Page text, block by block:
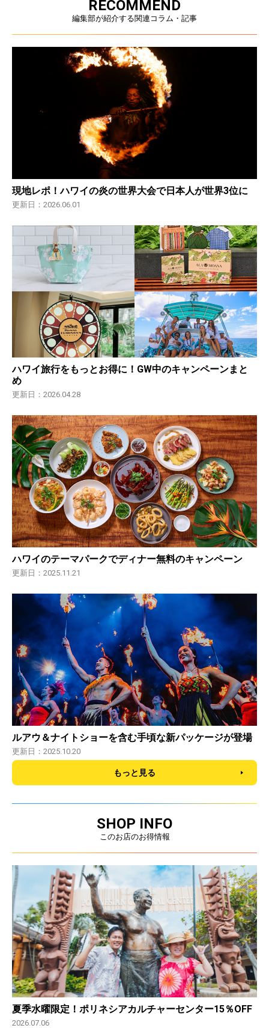
RECOMMEND
編集部が紹介する関連コラム・記事
現地レポ！ハワイの炎の世界大会で日本人が世界3位に
更新日：2026.06.01
ハワイ旅行をもっとお得に！GW中のキャンペーンまと
め
更新日：2026.04.28
ハワイのテーマパークでディナー無料のキャンペーン
更新日：2025.11.21
ルアウ＆ナイトショーを含む手頃な新パッケージが登場
更新日：2025.10.20
もっと見る
SHOP INFO
このお店のお得情報
夏季水曜限定！ポリネシアカルチャーセンター15％OFF
2026.07.06